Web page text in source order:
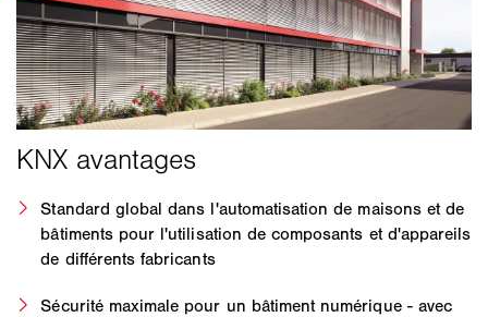
Standard global dans l'automatisation de maisons et de
bâtiments pour l'utilisation de composants et d'appareils
de différents fabricants
Sécurité maximale pour un bâtiment numérique - avec